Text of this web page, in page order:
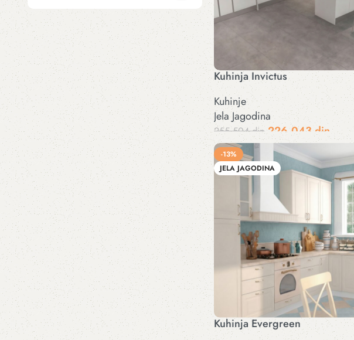
Kuhinja Invictus
Kuhinje
Jela Jagodina
255.504din 226.043 din
Dodaj u korpu
-13%
JELA JAGODINA
Kuhinja Evergreen